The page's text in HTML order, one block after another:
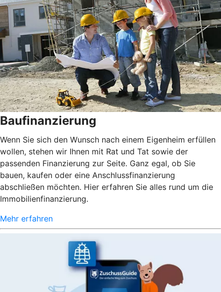
Baufinanzierung
Wenn Sie sich den Wunsch nach einem Eigenheim erfüllen
wollen, stehen wir Ihnen mit Rat und Tat sowie der
passenden Finanzierung zur Seite. Ganz egal, ob Sie
bauen, kaufen oder eine Anschlussfinanzierung
abschließen möchten. Hier erfahren Sie alles rund um die
Immobilienfinanzierung.
Mehr erfahren